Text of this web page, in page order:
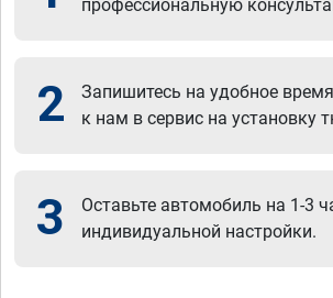
профессиональную
2
Запишитесь на удобное
к нам в сервис на установку
3
Оставьте автомобиль на 1-3
индивидуальной настройки.